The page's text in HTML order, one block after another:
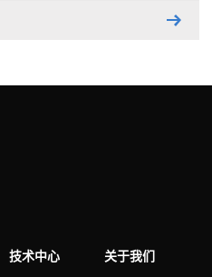
技术中心
关于我们